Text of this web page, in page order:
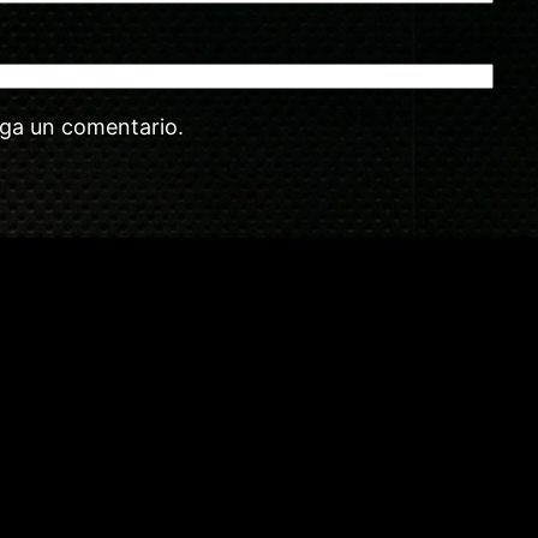
un comentario.